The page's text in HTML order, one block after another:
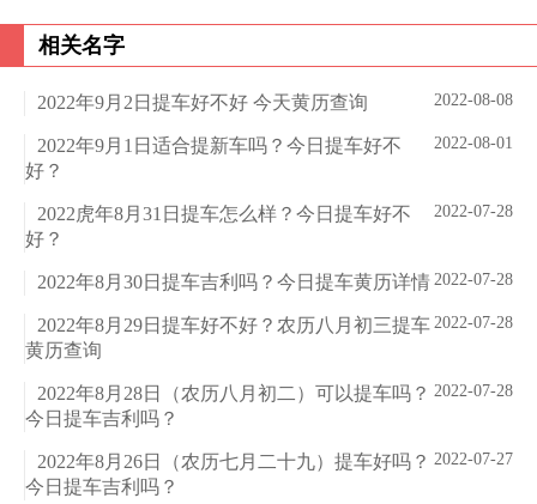
相关名字
2022-08-08
2022年9月2日提车好不好 今天黄历查询
2022-08-01
2022年9月1日适合提新车吗？今日提车好不
好？
2022-07-28
2022虎年8月31日提车怎么样？今日提车好不
好？
2022-07-28
2022年8月30日提车吉利吗？今日提车黄历详情
2022-07-28
2022年8月29日提车好不好？农历八月初三提车
黄历查询
2022-07-28
2022年8月28日（农历八月初二）可以提车吗？
今日提车吉利吗？
2022-07-27
2022年8月26日（农历七月二十九）提车好吗？
今日提车吉利吗？